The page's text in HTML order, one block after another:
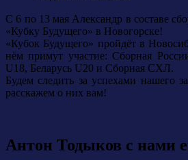
С 6 по 13 мая Александр в составе
«Кубку Будущего» в Новогорске!
«Кубок Будущего» пройдёт в
нём примут участие: Сборная
U18, Беларусь U20 и Сборная СХЛ.
Будем следить за успехами нашего
расскажем о них вам!
Антон Тодыков с нами